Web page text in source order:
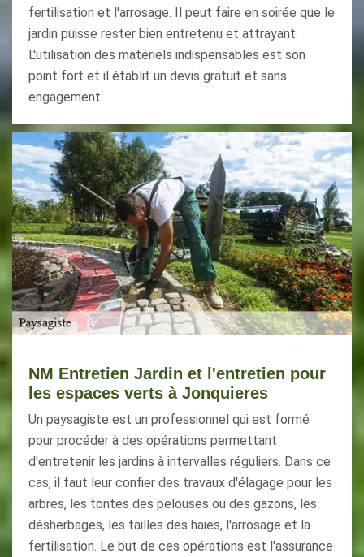
fertilisation et l'arrosage. Il peut faire en soirée que le
jardin puisse rester bien entretenu et attrayant.
L'utilisation des matériels indispensables est son
point fort et il établit un devis gratuit et sans
engagement.
NM Entretien Jardin et l'entretien pour
les espaces verts à Jonquieres
Un paysagiste est un professionnel qui est formé
pour procéder à des opérations permettant
d'entretenir les jardins à intervalles réguliers. Dans ce
cas, il faut leur confier des travaux d'élagage pour les
arbres, les tontes des pelouses ou des gazons, les
désherbages, les tailles des haies, l'arrosage et la
fertilisation. Le but de ces opérations est l'assurance